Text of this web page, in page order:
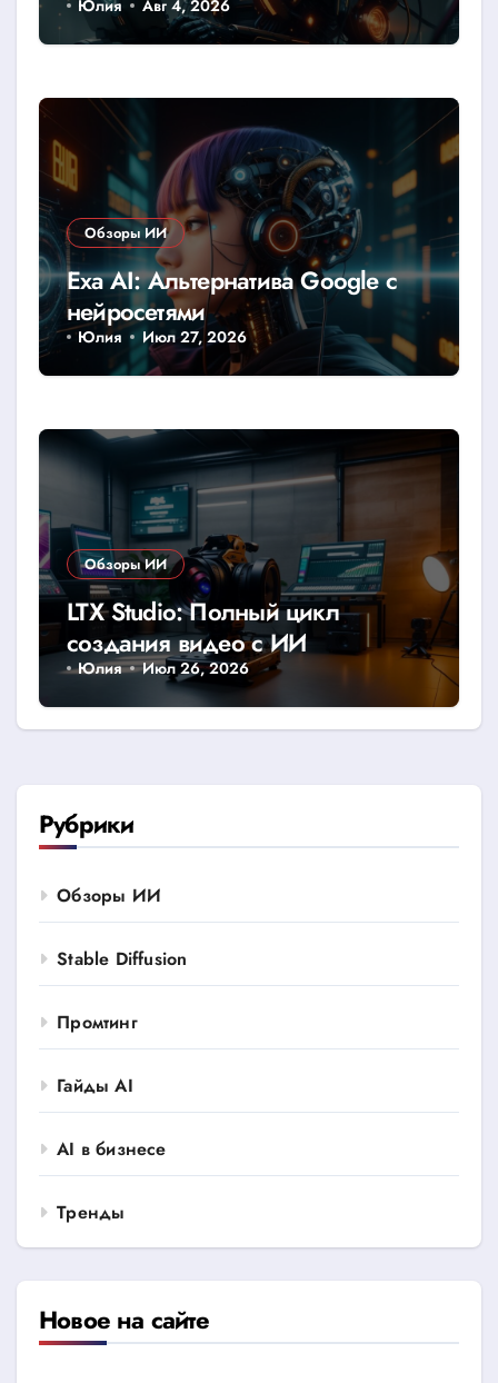
Юлия Авг 4, 2026
Обзоры ИИ
Exa AI: Альтернатива Google с
нейросетями
Юлия Июл 27, 2026
Обзоры ИИ
LTX Studio: Полный цикл
создания видео с ИИ
Юлия Июл 26, 2026
Рубрики
Обзоры ИИ
Stable Diffusion
Промтинг
Гайды AI
AI в бизнесе
Тренды
Новое на сайте